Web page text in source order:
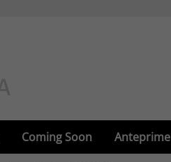
Coming Soon Anteprime